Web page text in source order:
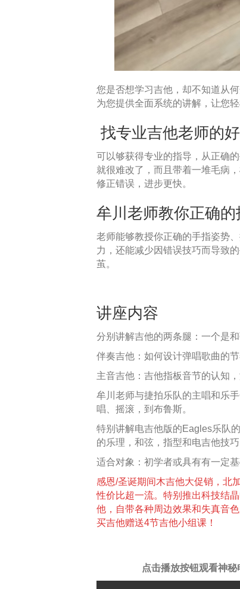
您是否想学习吉他，却不知道从
为您提供全面系统的讲解，让您
找专业吉他老师的
可以够获得专业的指导，从正确
就很难改了，而且带着一堆毛病
修正错误，进步更快。
牟川老师教你正确
老师能够教授你正确的手指姿势
力，还能减少因错误技巧而导致
茧。
讲座内容
分别讲解吉他的两条腿：一个是
伴奏吉他：如何设计弹唱歌曲的
主音吉他：吉他指板音节的认知
牟川老师与捷拍乐队的主唱和乐
唱、摇滚，到布鲁斯。
特别讲解电吉他版的Eagles乐队
的乐理，和弦，指型和电吉他技
适合对象：初学者或具有有一定
感恩/圣诞期间木吉他大促销，北
性价比超一流。特别推出科技结
他，自带各种周边效果和失真音
买吉他赠送4节吉他小组课！
点击播放按钮观看神